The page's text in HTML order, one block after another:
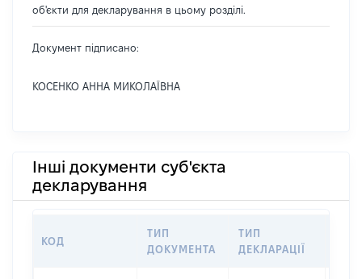
об'єкти для декларування в цьому розділі.
Документ підписано:
КОСЕНКО АННА МИКОЛАЇВНА
Інші документи суб'єкта
декларування
КОД
ТИП
ДОКУМЕНТА
ТИП
ДЕКЛАРАЦІЇ